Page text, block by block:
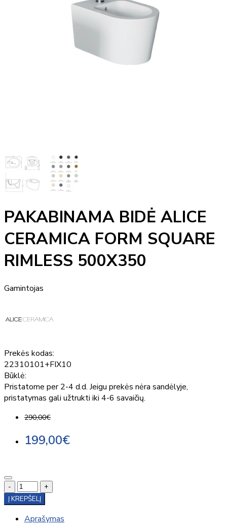
PAKABINAMA BIDĖ ALICE
CERAMICA FORM SQUARE
RIMLESS 500X350
Gamintojas
Prekės kodas:
22310101+FIX10
Būklė:
Pristatome per 2-4 d.d. Jeigu prekės nėra sandėlyje,
pristatymas gali užtrukti iki 4-6 savaičių.
290,00€
199,00€
-
+
Į KREPŠELĮ
Aprašymas